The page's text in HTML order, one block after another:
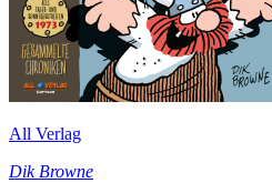
All Verlag
Dik Browne